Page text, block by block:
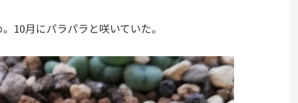
10月にパラパラと咲いていた。